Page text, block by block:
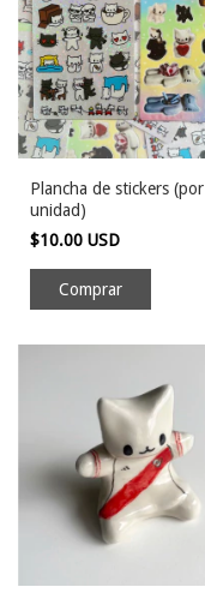
Plancha de stickers (por
unidad)
$10.00 USD